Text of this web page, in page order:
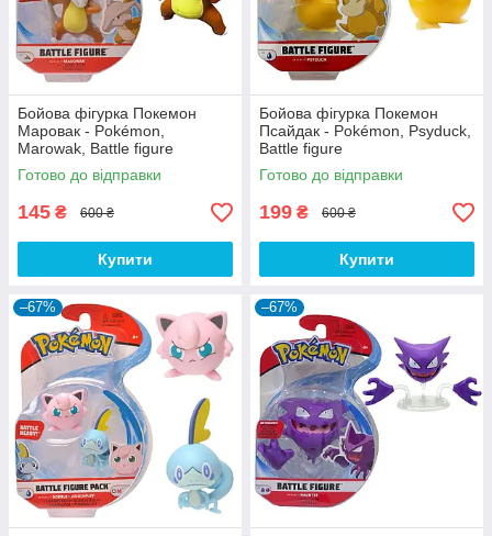
Бойова фігурка Покемон
Маровак - Pokémon,
Marowak, Battle figure
Готово до відправки
145 ₴ 600 ₴
Купити
Бойова фігурка Покемон
Псайдак - Pokémon, Psyduck,
Battle figure
Готово до відправки
199 ₴ 600 ₴
Купити
–67% –67%